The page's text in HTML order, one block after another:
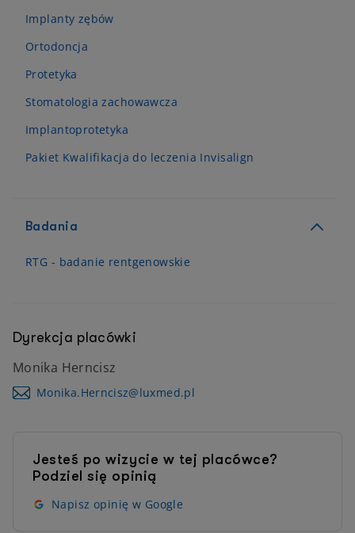
Implanty zębów
Ortodoncja
Protetyka
Stomatologia zachowawcza
Implantoprotetyka
Pakiet Kwalifikacja do leczenia Invisalign
Badania
RTG - badanie rentgenowskie
Dyrekcja placówki
Monika Herncisz
Monika.Herncisz@luxmed.pl
Jesteś po wizycie w tej placówce?
Podziel się opinią
Napisz opinię w Google